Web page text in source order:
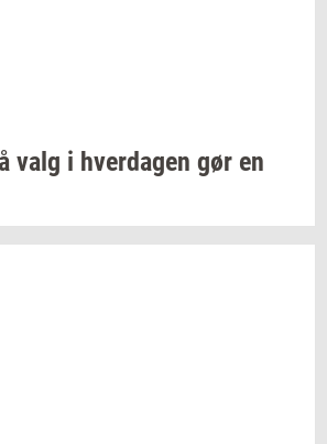
valg i hver­da­gen gør en